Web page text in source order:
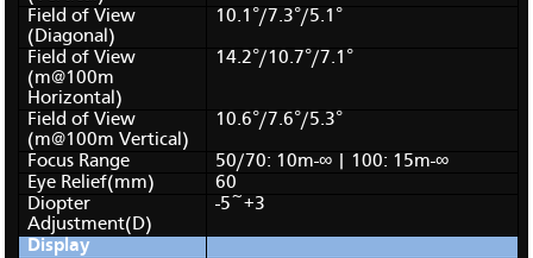
Field of View
(Diagonal)
10.1°/7.3°/5.1°
Field of View
(m@100m
Horizontal)
14.2°/10.7°/7.1°
Field of View
(m@100m Vertical)
10.6°/7.6°/5.3°
Focus Range
50/70: 10m-∞ | 100: 15m-∞
Eye Relief(mm)
60
Diopter
Adjustment(D)
-5~+3
Display